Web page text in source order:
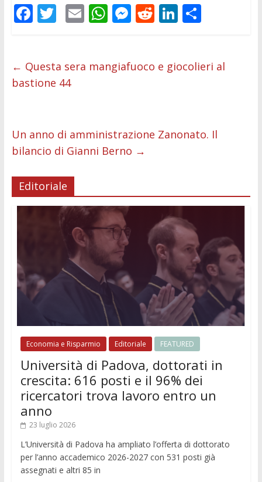
F
b
o
k
T
er
E
l
W
s
p
M
e
er
R
di
Li
e
C
di
← Questa sera mangiafuoco e giocolieri al
bastione 44
Un anno di amministrazione Zanonato. Il
bilancio di Gianni Berno →
Editoriale
Economia e Risparmio Editoriale FEATURED
Università di Padova, dottorati in
crescita: 616 posti e il 96% dei
ricercatori trova lavoro entro un
anno
23 luglio 2026
L’Università di Padova ha ampliato l’offerta di dottorato
per l’anno accademico 2026-2027 con 531 posti già
assegnati e altri 85 in